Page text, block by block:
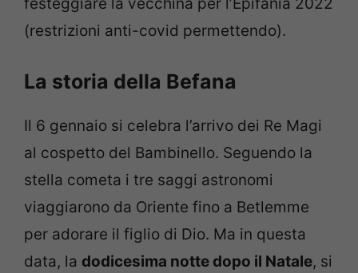
(restrizioni anti-covid permettendo).
La storia della Befana
Il 6 gennaio si celebra l’arrivo dei Re Magi
al cospetto del Bambinello. Seguendo la
stella cometa i tre saggi astronomi
viaggiarono da Oriente fino a Betlemme
per adorare il figlio di Dio. Ma in questa
data, la dodicesima notte dopo il Natale, si